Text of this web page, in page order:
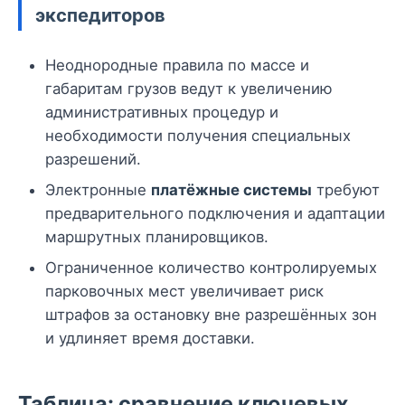
экспедиторов
Неоднородные правила по массе и
габаритам грузов ведут к увеличению
административных процедур и
необходимости получения специальных
разрешений.
Электронные платёжные системы требуют
предварительного подключения и адаптации
маршрутных планировщиков.
Ограниченное количество контролируемых
парковочных мест увеличивает риск
штрафов за остановку вне разрешённых зон
и удлиняет время доставки.